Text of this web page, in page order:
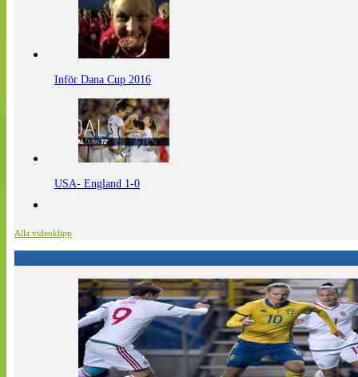
Inför Dana Cup 2016
USA- England 1-0
Alla videoklipp